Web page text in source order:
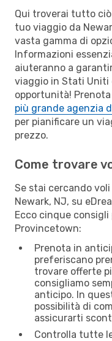
Qui troverai tutto
tuo viaggio da
vasta gamma di
Informazioni
aiuteranno a
viaggio in Stati Uniti
opportunità!
più grande agenzia
per pianificare un
prezzo.
Come trovare
Se stai cercando
Newark, NJ, su
Ecco cinque
Provincetown:
Prenota in
preferiscano
trovare offerte
consigliamo
anticipo. In
possibilità di
assicurarti
Controlla tutte